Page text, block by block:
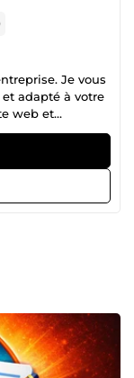
Je vous
adapté à votre
web et
petites